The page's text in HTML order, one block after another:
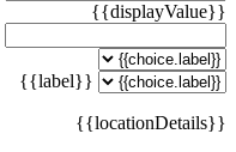
{{displayValue}}
{{label}}
{{locationDetails}}